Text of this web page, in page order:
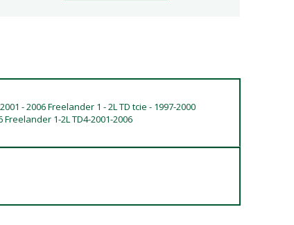
- 2006 Freelander 1 - 2L TD tcie - 1997-2000
1-2L TD4-2001-2006